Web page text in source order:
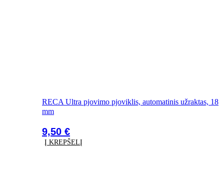
RECA Ultra pjovimo pjoviklis, automatinis užraktas, 18
mm
9,50 €
Į KREPŠELĮ